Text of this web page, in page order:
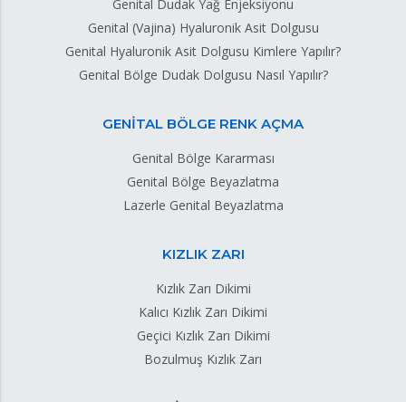
Genital Dudak Yağ Enjeksiyonu
Genital (Vajina) Hyaluronik Asit Dolgusu
Genital Hyaluronik Asit Dolgusu Kimlere Yapılır?
Genital Bölge Dudak Dolgusu Nasıl Yapılır?
GENİTAL BÖLGE RENK AÇMA
Genital Bölge Kararması
Genital Bölge Beyazlatma
Lazerle Genital Beyazlatma
KIZLIK ZARI
Kızlık Zarı Dikimi
Kalıcı Kızlık Zarı Dikimi
Geçici Kızlık Zarı Dikimi
Bozulmuş Kızlık Zarı